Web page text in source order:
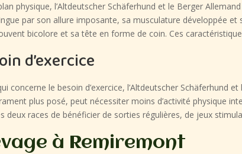
physique, l’Altdeutscher Schäferhund et le Berger
par son allure imposante, sa musculature développée et
bicolore et sa tête en forme de coin. Ces
d’exercice
concerne le besoin d’exercice, l’Altdeutscher Schäferhund
plus posé, peut nécessiter moins d’activité physique
deux races de bénéficier de sorties régulières, de jeux
à Remiremont